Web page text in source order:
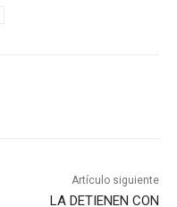
Artículo siguiente
LA DETIENEN CON